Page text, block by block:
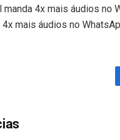
manda 4x mais áudios no
4x mais áudios no